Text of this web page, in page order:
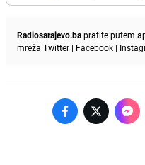
Radiosarajevo.bapratite putem
mreža Twitter | Facebook |